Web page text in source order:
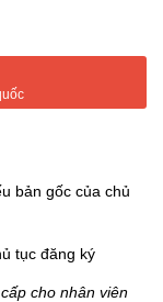
bản gốc của chủ
tục đăng ký
cho nhân viên